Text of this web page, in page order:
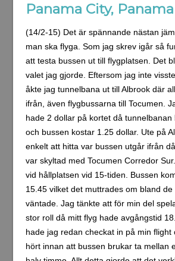
Panama City,
(14/2-15) Det är spännande nästan
man ska flyga. Som jag skrev igår så
att testa bussen ut till flygplatsen. Det
valet jag gjorde. Eftersom jag inte
åkte jag tunnelbana ut till Albrook där
ifrån, även flygbussarna till Tocumen.
hade 2 dollar på kortet då tunnelbanan
och bussen kostar 1.25 dollar. Ute på
enkelt att hitta var bussen utgår ifrån
var skyltad med Tocumen Corredor
vid hållplatsen vid 15-tiden. Bussen
15.45 vilket det muttrades om bland de
väntade. Jag tänkte att för min del
stor roll då mitt flyg hade avgångstid
hade jag redan checkat in på min flight
hört innan att bussen brukar ta mellan